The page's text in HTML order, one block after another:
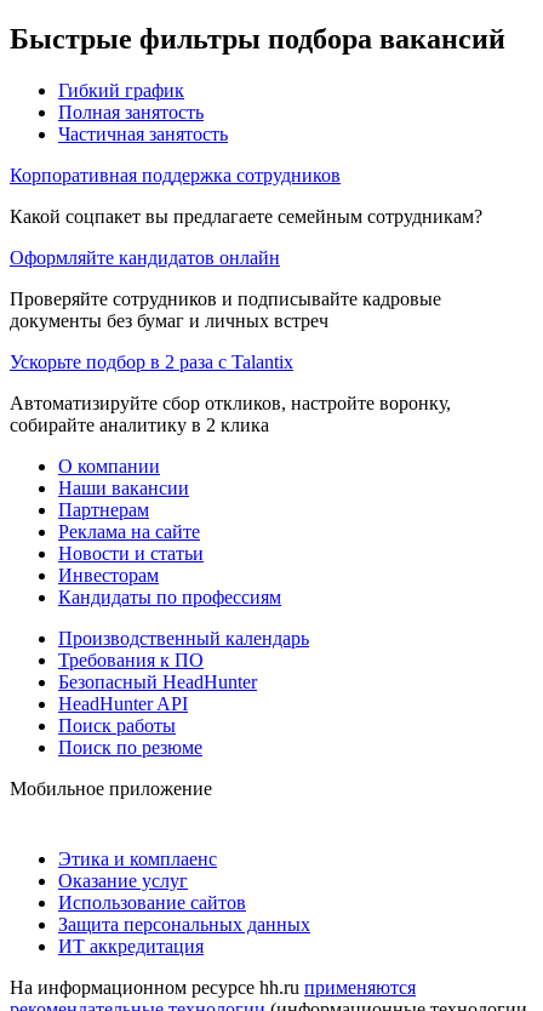
Быстрые фильтры подбора вакансий
Гибкий график
Полная занятость
Частичная занятость
Корпоративная поддержка сотрудников
Какой соцпакет вы предлагаете семейным сотрудникам?
Оформляйте кандидатов онлайн
Проверяйте сотрудников и подписывайте кадровые
документы без бумаг и личных встреч
Ускорьте подбор в 2 раза с Talantix
Автоматизируйте сбор откликов, настройте воронку,
собирайте аналитику в 2 клика
О компании
Наши вакансии
Партнерам
Реклама на сайте
Новости и статьи
Инвесторам
Кандидаты по профессиям
Производственный календарь
Требования к ПО
Безопасный HeadHunter
HeadHunter API
Поиск работы
Поиск по резюме
Мобильное приложение
Этика и комплаенс
Оказание услуг
Использование сайтов
Защита персональных данных
ИТ аккредитация
На информационном ресурсе hh.ru применяются